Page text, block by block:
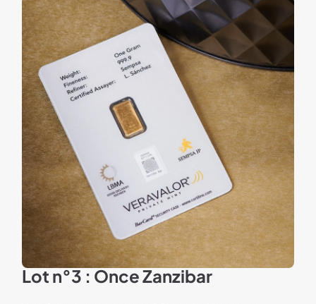
Lot n°3 : Once Zanzibar